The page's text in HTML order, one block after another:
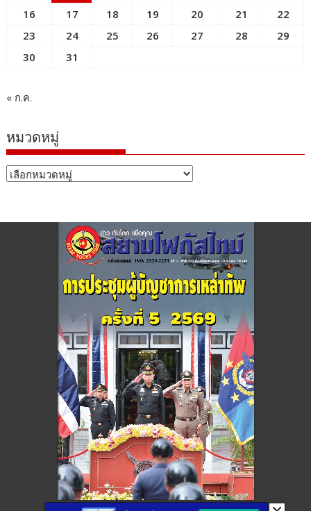
16
17 18 19 20 21
22
23
24 25 26 27 28
29
30
31
« ก.ค.
หมวดหมู่
หมวด